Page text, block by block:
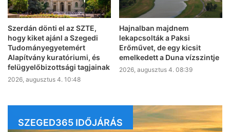
Szerdán dönti el az SZTE,
hogy kiket ajánl a Szegedi
Tudományegyetemért
Alapítvány kuratóriumi, és
felügyelőbizottsági tagjainak
2026, augusztus 4. 10:48
Hajnalban majdnem
lekapcsolták a Paksi
Erőművet, de egy kicsit
emelkedett a Duna vízszintje
2026, augusztus 4. 08:39
SZEGED365 IDŐJÁRÁS